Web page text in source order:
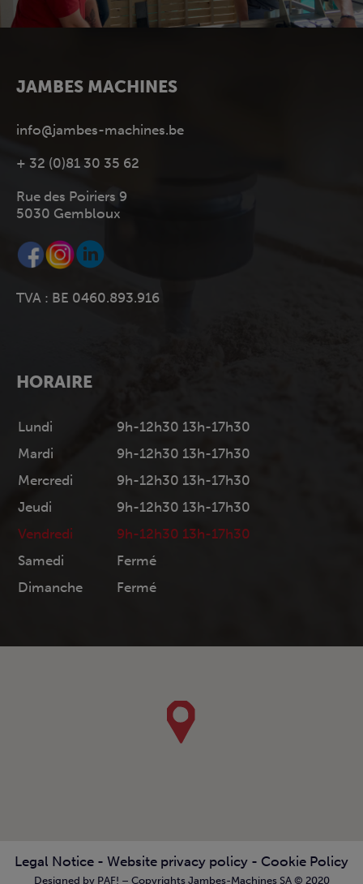
JAMBES MACHINES
info@jambes-machines.be
+ 32 (0)81 30 35 62
Rue des Poiriers 9
5030 Gembloux
TVA : BE 0460.893.916
HORAIRE
Lundi
9h-12h30 13h-17h30
Mardi
9h-12h30 13h-17h30
Mercredi
9h-12h30 13h-17h30
Jeudi
9h-12h30 13h-17h30
Vendredi
9h-12h30 13h-17h30
Samedi
Fermé
Dimanche
Fermé
Legal Notice - Website privacy policy - Cookie Policy
Designed by PAF! – Copyrights Jambes-Machines SA © 2020